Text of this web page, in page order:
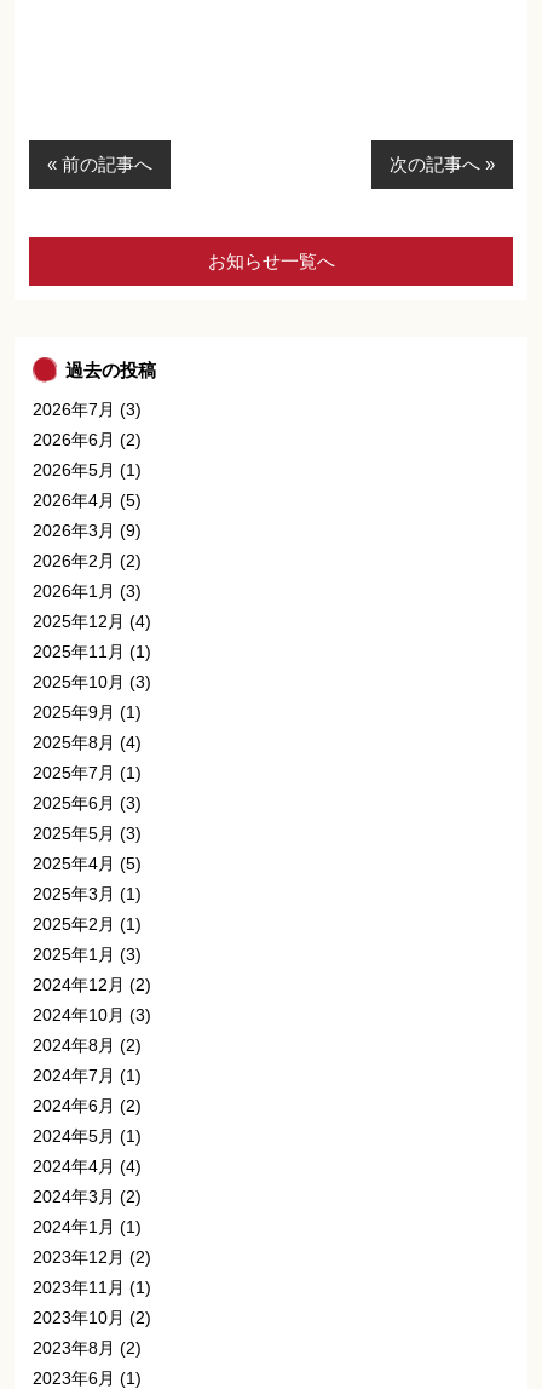
« 前の記事へ 次の記事へ »
お知らせ一覧へ
過去の投稿
2026年7月 (3)
2026年6月 (2)
2026年5月 (1)
2026年4月 (5)
2026年3月 (9)
2026年2月 (2)
2026年1月 (3)
2025年12月 (4)
2025年11月 (1)
2025年10月 (3)
2025年9月 (1)
2025年8月 (4)
2025年7月 (1)
2025年6月 (3)
2025年5月 (3)
2025年4月 (5)
2025年3月 (1)
2025年2月 (1)
2025年1月 (3)
2024年12月 (2)
2024年10月 (3)
2024年8月 (2)
2024年7月 (1)
2024年6月 (2)
2024年5月 (1)
2024年4月 (4)
2024年3月 (2)
2024年1月 (1)
2023年12月 (2)
2023年11月 (1)
2023年10月 (2)
2023年8月 (2)
2023年6月 (1)